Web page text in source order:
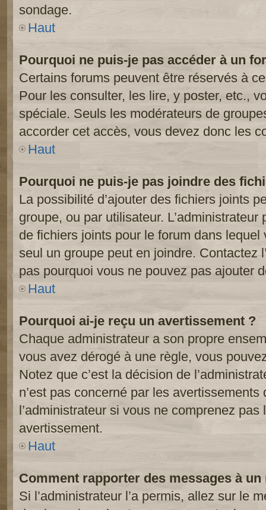
sondage.
Haut
Pourquoi ne puis-je pas accéder à un
Certains forums peuvent être réservés à
Pour les consulter, les lire, y poster, etc.,
spéciale. Seuls les modérateurs de
accorder cet accès, vous devez donc les
Haut
Pourquoi ne puis-je pas joindre des
La possibilité d’ajouter des fichiers joints
groupe, ou par utilisateur. L’administrateur
de fichiers joints pour le forum dans
seul un groupe peut en joindre. Contactez
pas pourquoi vous ne pouvez pas ajouter
Haut
Pourquoi ai-je reçu un avertissement ?
Chaque administrateur a son propre
vous avez dérogé à une règle, vous
Notez que c’est la décision de
n’est pas concerné par les avertissements
l’administrateur si vous ne comprenez
avertissement.
Haut
Comment rapporter des messages à
Si l’administrateur l’a permis, allez sur le